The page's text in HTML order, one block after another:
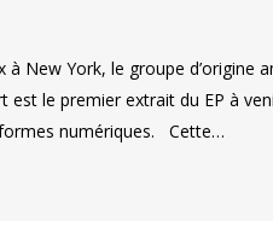
New York, le groupe d’origine
est le premier extrait du EP à
numériques. Cette…